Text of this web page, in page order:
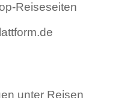
Reiseseiten
unter Reisen